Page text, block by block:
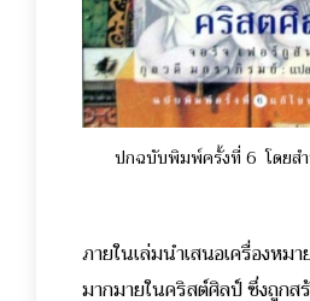
ปกฉบับพิมพ์ครั้งที่ 6 โดยส
ภายในเล่มนำเสนอเครื่องห
มากมายในคริสต์ศิลป์ ซึ่งถูกส